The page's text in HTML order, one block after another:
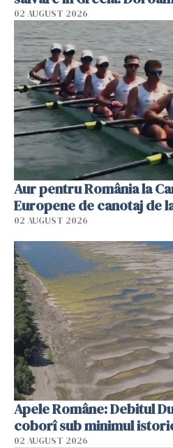
02 AUGUST 2026
Aur pentru România la
Europene de canotaj de
02 AUGUST 2026
Apele Române: Debitul
coborî sub minimul
02 AUGUST 2026